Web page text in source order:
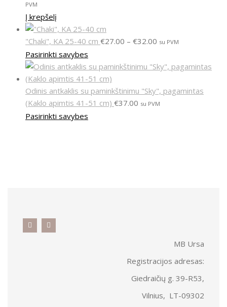
PVM
Į krepšelį
"Chaki", KA 25-40 cm €27.00 – €32.00 su PVM
Pasirinkti savybes
Odinis antkaklis su paminkštinimu "Sky", pagamintas
(Kaklo apimtis 41-51 cm) €37.00 su PVM
Pasirinkti savybes
MB Ursa
Registracijos adresas:
Giedraičių g. 39-R53,
Vilnius, LT-09302